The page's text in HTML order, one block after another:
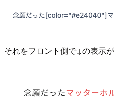
それをフロント側で↓の表示